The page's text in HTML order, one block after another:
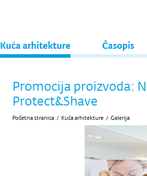
Kuća arhitekture Časopis
Promocija proizvoda:
Protect&Shave
Početna stranica / Kuća arhitekture / Galerija